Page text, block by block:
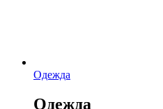
Одежда
Одежда